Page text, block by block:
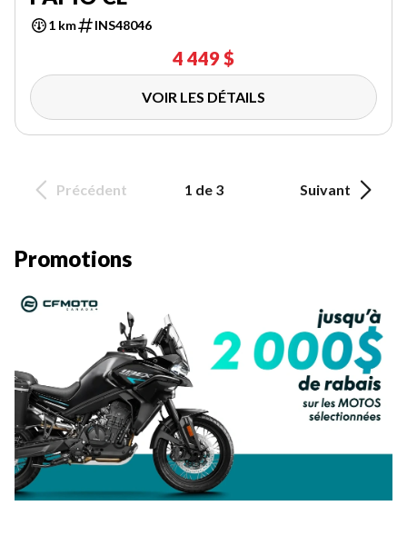
1 km INS48046
4 449 $
VOIR LES DÉTAILS
Précédent 1 de 3 Suivant
Promotions